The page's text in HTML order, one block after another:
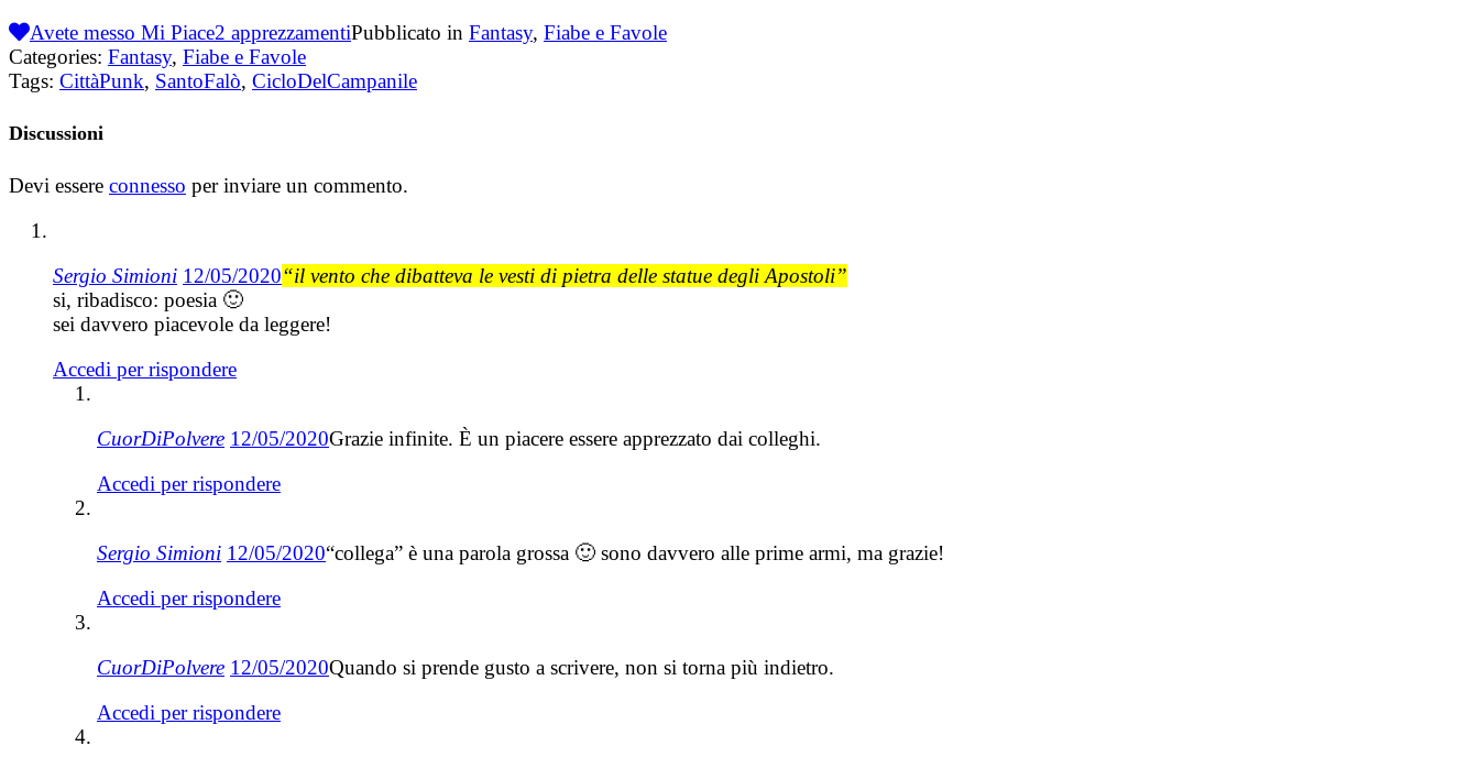
Avete messo Mi Piace2 apprezzamentiPubblicato in Fantasy, Fiabe e Favole
Categories: Fantasy, Fiabe e Favole
Tags: CittàPunk, SantoFalò, CicloDelCampanile
Discussioni
Devi essere connesso per inviare un commento.
Sergio Simioni 12/05/2020“il vento che dibatteva le vesti di pietra delle statue degli Apostoli”
si, ribadisco: poesia 🙂
sei davvero piacevole da leggere!
Accedi per rispondere
CuorDiPolvere 12/05/2020Grazie infinite. È un piacere essere apprezzato dai colleghi.
Accedi per rispondere
Sergio Simioni 12/05/2020“collega” è una parola grossa 🙂 sono davvero alle prime armi, ma grazie!
Accedi per rispondere
CuorDiPolvere 12/05/2020Quando si prende gusto a scrivere, non si torna più indietro.
Accedi per rispondere